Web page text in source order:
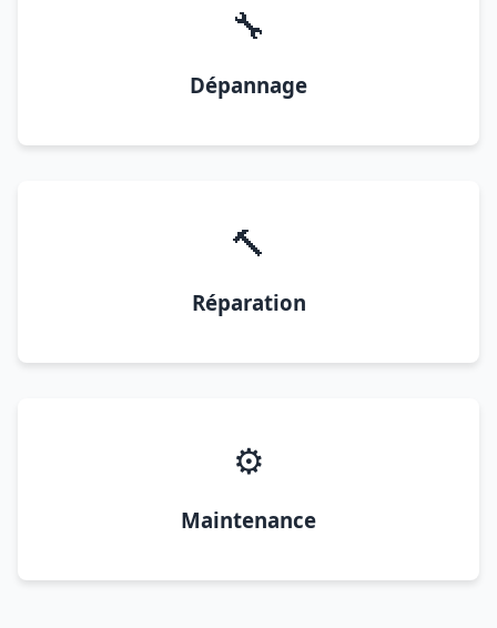
🔧
Dépannage
🔨
Réparation
⚙️
Maintenance